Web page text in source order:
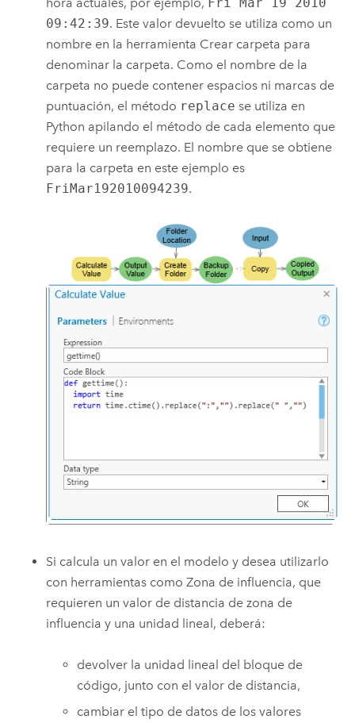
09:42:39. Este valor devuelto se utiliza como un
nombre en la herramienta Crear carpeta para
denominar la carpeta. Como el nombre de la
carpeta no puede contener espacios ni marcas de
puntuación, el método replace se utiliza en
Python apilando el método de cada elemento que
requiere un reemplazo. El nombre que se obtiene
para la carpeta en este ejemplo es
FriMar192010094239.
Si calcula un valor en el modelo y desea utilizarlo
con herramientas comoZona de influencia, que
requieren un valor de distancia de zona de
influencia y una unidad lineal, deberá:
devolver la unidad lineal del bloque de
código, junto con el valor de distancia,
cambiar el tipo de datos de los valores